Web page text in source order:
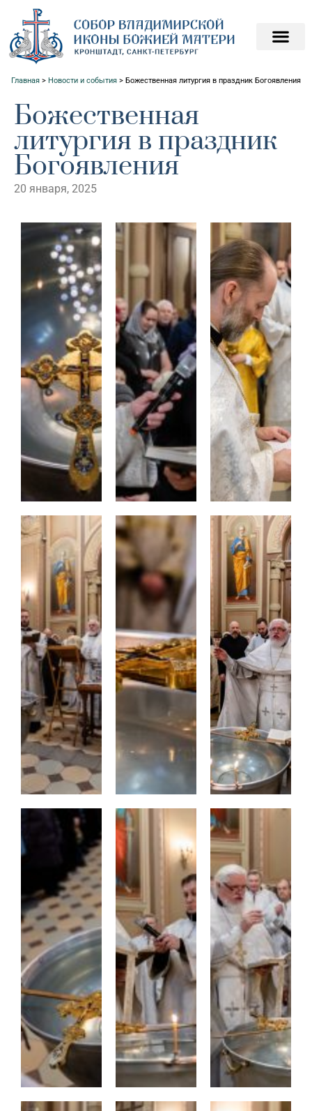
Главная > Новости и события > Божественная литургия в праздник Богоявления
Божественная
литургия в праздник
Богоявления
20 января, 2025